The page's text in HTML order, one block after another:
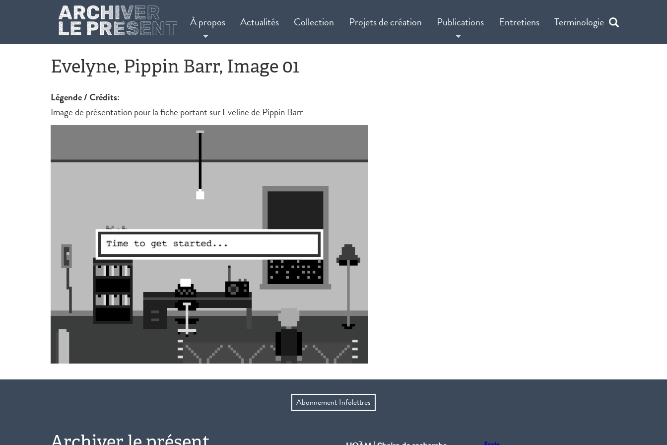
Aller au contenu principal
À propos Actualités Collection Projets de création Publications Entretiens Terminologie
Evelyne, Pippin Barr, Image 01
Légende / Crédits:
Image de présentation pour la fiche portant sur Eveline de Pippin Barr
Abonnement Infolettres